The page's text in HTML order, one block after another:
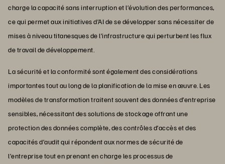
charge la capacité sans interruption et l’évolution des performances,
ce qui permet aux initiatives d’AI de se développer sans nécessiter de
mises à niveau titanesques de l’infrastructure qui perturbent les flux
de travail de développement.
La sécurité et la conformité sont également des considérations
importantes tout au long de la planification de la mise en œuvre. Les
modèles de transformation traitent souvent des données d’entreprise
sensibles, nécessitant des solutions de stockage offrant une
protection des données complète, des contrôles d’accès et des
capacités d’audit qui répondent aux normes de sécurité de
l’entreprise tout en prenant en charge les processus de